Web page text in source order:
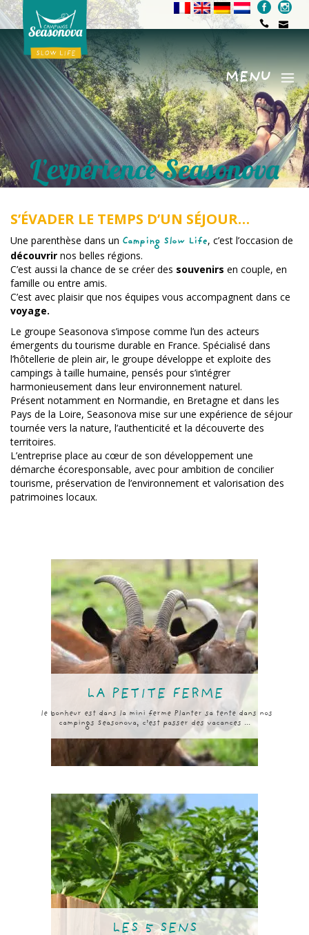
Menu
MENU
L’expérience Seasonova
S’ÉVADER LE TEMPS D’UN SÉJOUR…
Une parenthèse dans un Camping Slow Life, c’est l’occasion de
découvrir nos belles régions.
C’est aussi la chance de se créer des souvenirs en couple, en
famille ou entre amis.
C’est avec plaisir que nos équipes vous accompagnent dans ce
voyage.
Le groupe Seasonova s’impose comme l’un des acteurs
émergents du tourisme durable en France. Spécialisé dans
l’hôtellerie de plein air, le groupe développe et exploite des
campings à taille humaine, pensés pour s’intégrer
harmonieusement dans leur environnement naturel.
Présent notamment en Normandie, en Bretagne et dans les
Pays de la Loire, Seasonova mise sur une expérience de séjour
tournée vers la nature, l’authenticité et la découverte des
territoires.
L’entreprise place au cœur de son développement une
démarche écoresponsable, avec pour ambition de concilier
tourisme, préservation de l’environnement et valorisation des
patrimoines locaux. ️
LA PETITE FERME
le bonheur est dans la mini ferme Planter sa tente dans nos
campings Seasonova, c’est passer des vacances ...
LES 5 SENS